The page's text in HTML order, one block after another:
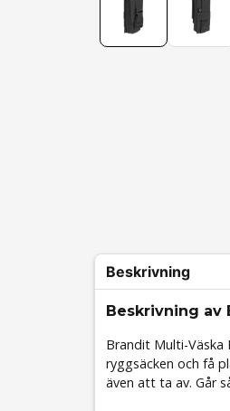
Beskrivning
Beskrivning av
Brandit Multi-Väska
ryggsäcken och få
även att ta av. Går